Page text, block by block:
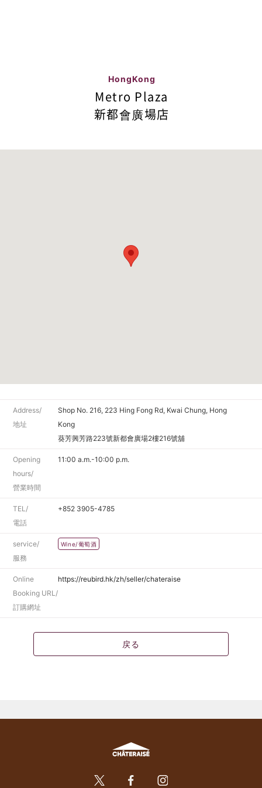
HongKong
Metro Plaza
新都會廣場店
Address/
地址
Shop No. 216, 223 Hing Fong Rd, Kwai Chung, Hong
Kong
葵芳興芳路223號新都會廣場2樓216號舖
Opening
hours/
營業時間
11:00 a.m.-10:00 p.m.
TEL/
電話
+852 3905-4785
service/
服務
Wine/葡萄酒
Online
Booking URL/
訂購網址
https://reubird.hk/zh/seller/chateraise
戻る